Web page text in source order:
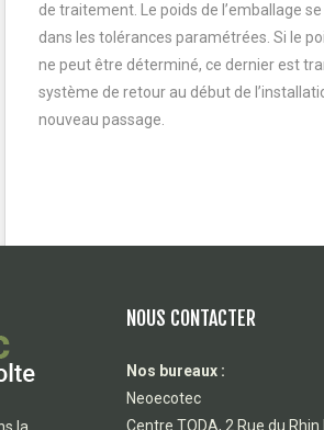
de traitement. Le poids de l’emballage
dans les tolérances paramétrées. Si le
ne peut être déterminé, ce dernier est
système de retour au début de
nouveau passage.
NOUS CONTACTER
Nos bureaux :
Neoecotec
Centre TODA, 2 Rue du Rhin